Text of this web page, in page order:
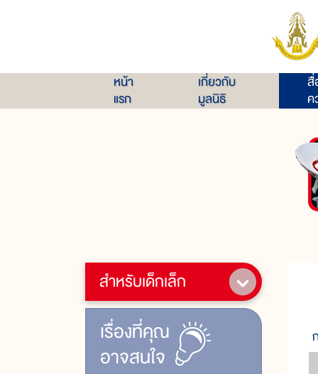
หน้า
แรก
เกี่ยวกับ
มูลนิธิ
สื่
ค
สำหรับเด็กเล็ก
เรื่ิองที่คุณ
อาจสนใจ